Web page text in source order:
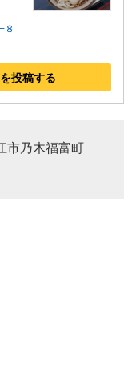
８
投稿する
市乃木福富町